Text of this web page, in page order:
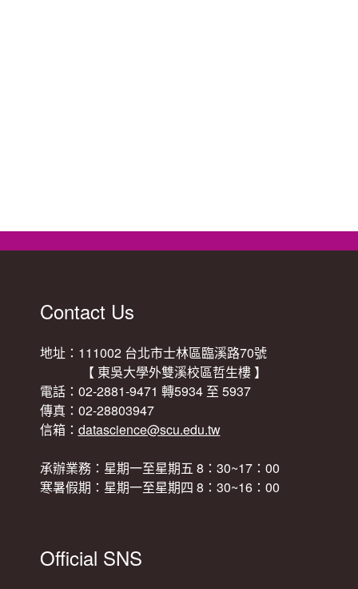
Contact Us
地址：111002 台北市士林區臨溪路70號
【 東吳大學外雙溪校區哲生樓 】
電話：02-2881-9471 轉5934 至 5937
傳真：02-28803947
信箱： datascience@scu.edu.tw
承辦業務：星期一至星期五 8：30~17：00
寒暑假期：星期一至星期四 8：30~16：00
Official SNS